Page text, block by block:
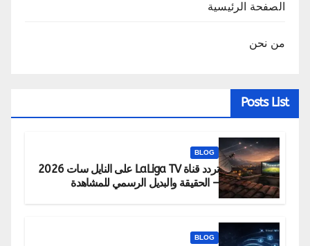
الصفحة الرئيسية
من نحن
Posts List
BLOG
تردد قناة LaLiga TV على النايل سات 2026
– الحقيقة والبديل الرسمي للمشاهدة
BLOG